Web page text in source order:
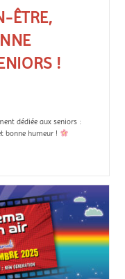
ÊTRE,
!
dédiée aux seniors :
bonne humeur !